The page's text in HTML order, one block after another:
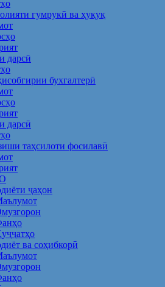
гумрукӣ ва ҳуқуқ
дарсӣ
бухгалтерӣ
дарсӣ
таҳсилоти фосилавӣ
ҷаҳон
ва соҳибкорӣ